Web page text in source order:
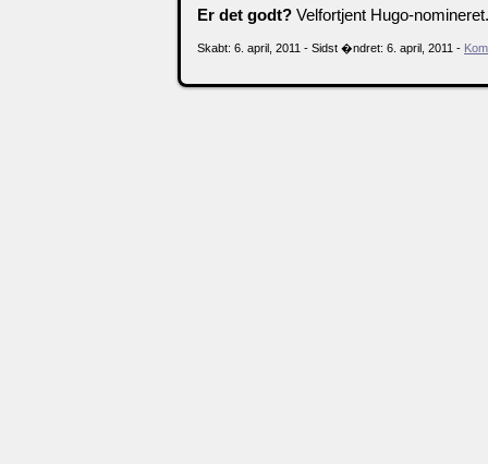
Er det godt? Velfortjent Hugo-
Skabt: 6. april, 2011 - Sidst �ndret: 6. april, 2011 -